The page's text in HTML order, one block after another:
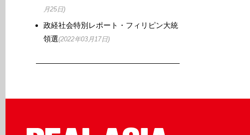
月25日)
政経社会特別レポート・フィリピン大統
領選(2022年03月17日)